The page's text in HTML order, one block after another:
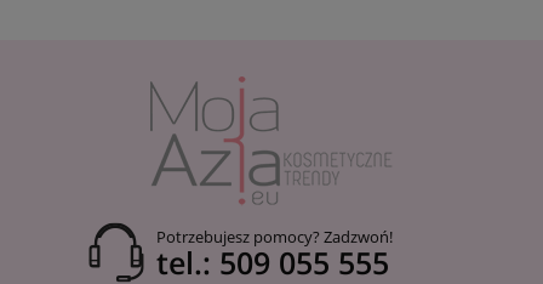
Potrzebujesz pomocy? Zadzwoń!
tel.: 509 055 555